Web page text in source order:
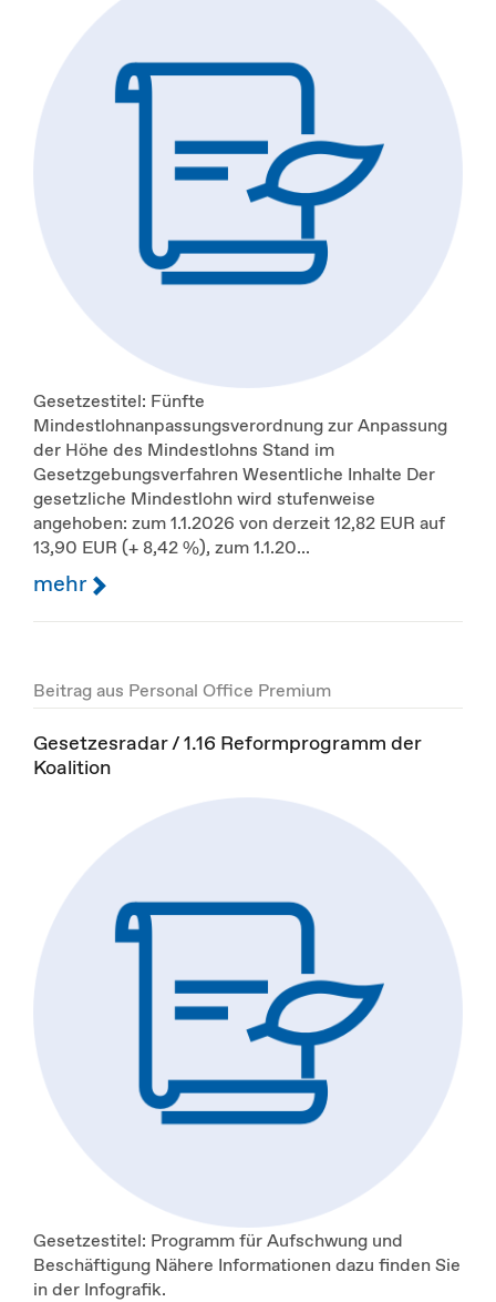
Gesetzestitel: Fünfte
Mindestlohnanpassungsverordnung zur Anpassung
der Höhe des Mindestlohns Stand im
Gesetzgebungsverfahren Wesentliche Inhalte Der
gesetzliche Mindestlohn wird stufenweise
angehoben: zum 1.1.2026 von derzeit 12,82 EUR auf
13,90 EUR (+ 8,42 %), zum 1.1.20...
mehr
Beitrag aus Personal Office Premium
Gesetzesradar / 1.16 Reformprogramm der
Koalition
Gesetzestitel: Programm für Aufschwung und
Beschäftigung Nähere Informationen dazu finden Sie
in der Infografik.